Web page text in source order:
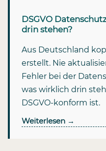
DSGVO
drin stehen?
Aus Deutschland
erstellt. Nie
Fehler bei der
was wirklich drin
DSGVO-konform ist.
Weiterlesen →